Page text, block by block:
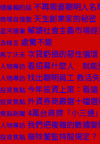
總編輯的話 不再需要聰明人名
商場自慢塾 天生創業家的秘密
星河隨筆 解讀社會主義市場經
去梯言 處驚不變
馬丁沃夫 次貸虧損的惡性循環
人物專訪 看招募什麼人 就能
人物專訪 找出聰明員工 救活
投資焦點 今年投資上策：看
投資焦點 外資券商嚴選十檔
焦點新聞 4萬台商擠「小三通
人物專訪 我們把複雜的數據
投資焦點 廢除董監持股規定